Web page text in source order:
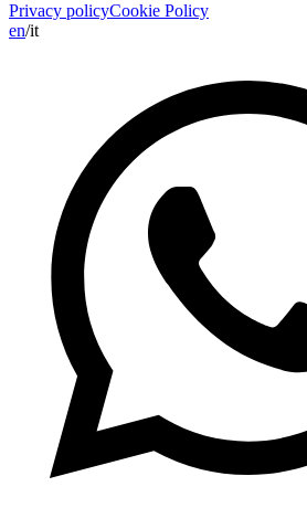
Privacy policyCookie Policy
en/it